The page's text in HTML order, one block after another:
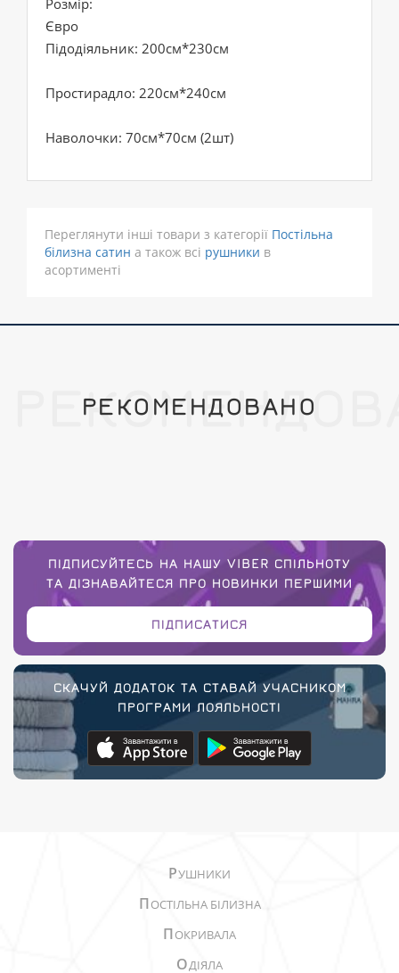
Розмір:
Євро
Підодіяльник: 200см*230см
Простирадло: 220см*240см
Наволочки: 70см*70см (2шт)
Переглянути інші товари з категорії Постільна
білизна сатин а також всі рушники в
асортименті
РЕКОМЕНДОВАНО
ПІДПИСУЙТЕСЬ НА НАШУ VIBER СПІЛЬНОТУ
ТА ДІЗНАВАЙТЕСЯ ПРО НОВИНКИ ПЕРШИМИ
ПІДПИСАТИСЯ
СКАЧУЙ ДОДАТОК ТА СТАВАЙ УЧАСНИКОМ
ПРОГРАМИ ЛОЯЛЬНОСТІ
РУШНИКИ
ПОСТІЛЬНА БІЛИЗНА
ПОКРИВАЛА
ОДІЯЛА